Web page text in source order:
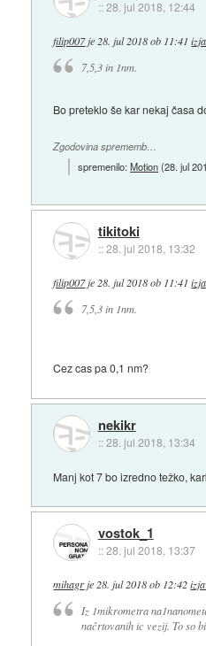
::28. jul 2018, 12:44
filip007je 28. jul 2018 ob 11:41
7,5,3 in 1nm.
Bo preteklo še kar nekaj časa
Zgodovina sprememb…
spremenilo:Motion(28. jul
tikitoki
::28. jul 2018, 13:32
filip007je 28. jul 2018 ob 11:41
7,5,3 in 1nm.
Cez cas pa 0,1 nm?
nekikr
::28. jul 2018, 13:34
Manj kot 7 bo izredno težko,
vostok_1
::28. jul 2018, 13:37
mihagr je 28. jul 2018 ob 12:42
Iz 1mikrometra
načrtovanih ic vezij. To so